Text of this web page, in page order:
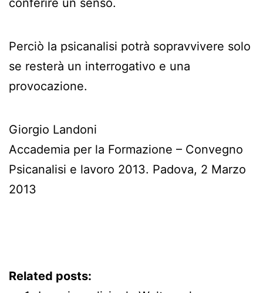
conferire un senso.
Perciò la psicanalisi potrà sopravvivere solo
se resterà un interrogativo e una
provocazione.
Giorgio Landoni
Accademia per la Formazione – Convegno
Psicanalisi e lavoro 2013. Padova, 2 Marzo
2013
Related posts: